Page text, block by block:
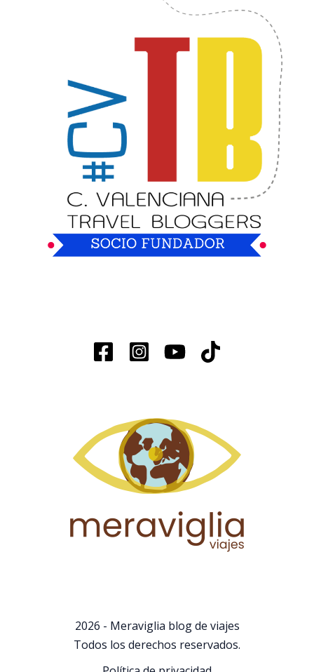
2026 - Meraviglia blog de viajes
Todos los derechos reservados.